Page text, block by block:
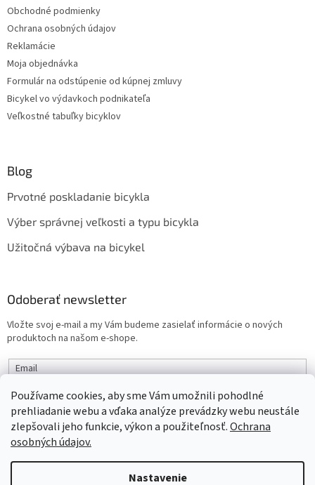
Používame cookies, aby sme Vám umožnili pohodlné
prehliadanie webu a vďaka analýze prevádzky webu neustále
zlepšovali jeho funkcie, výkon a použiteľnosť.Ochrana
osobných údajov.
Nastavenie
Obchodné podmienky
Ochrana osobných údajov
Reklamácie
Moja objednávka
Formulár na odstúpenie od kúpnej zmluvy
Bicykel vo výdavkoch podnikateľa
Veľkostné tabuľky bicyklov
Blog
Prvotné poskladanie bicykla
Výber správnej veľkosti a typu bicykla
Užitočná výbava na bicykel
Odoberať newsletter
Vložte svoj e-mail a my Vám budeme zasielať informácie o nových
produktoch na našom e-shope.
Email
PRIHLÁSIŤ SA